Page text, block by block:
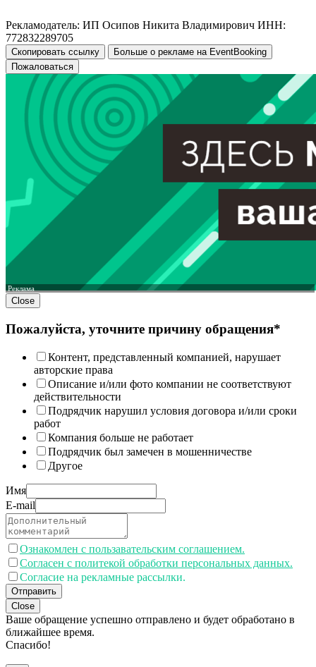
Рекламодатель: ИП Осипов Никита Владимирович ИНН:
772832289705
Скопировать ссылку
Больше о рекламе на EventBooking
Пожаловаться
Реклама
Close
Пожалуйста, уточните причину обращения*
Контент, представленный компанией, нарушает
авторские права
Описание и/или фото компании не соответствуют
действительности
Подрядчик нарушил условия договора и/или сроки
работ
Компания больше не работает
Подрядчик был замечен в мошенничестве
Другое
Имя
E-mail
Ознакомлен с пользавательским соглашением.
Согласен с политекой обработки персональных данных.
Согласие на рекламные рассылки.
Отправить
Close
Ваше обращение успешно отправлено и будет обработано в
ближайшее время.
Спасибо!